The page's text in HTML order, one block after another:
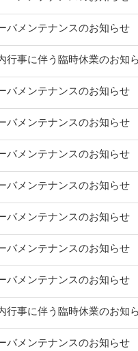
バメンテナンスのお知らせ
行事に伴う臨時休業のお知ら
バメンテナンスのお知らせ
バメンテナンスのお知らせ
バメンテナンスのお知らせ
バメンテナンスのお知らせ
バメンテナンスのお知らせ
バメンテナンスのお知らせ
バメンテナンスのお知らせ
行事に伴う臨時休業のお知
バメンテナンスのお知らせ